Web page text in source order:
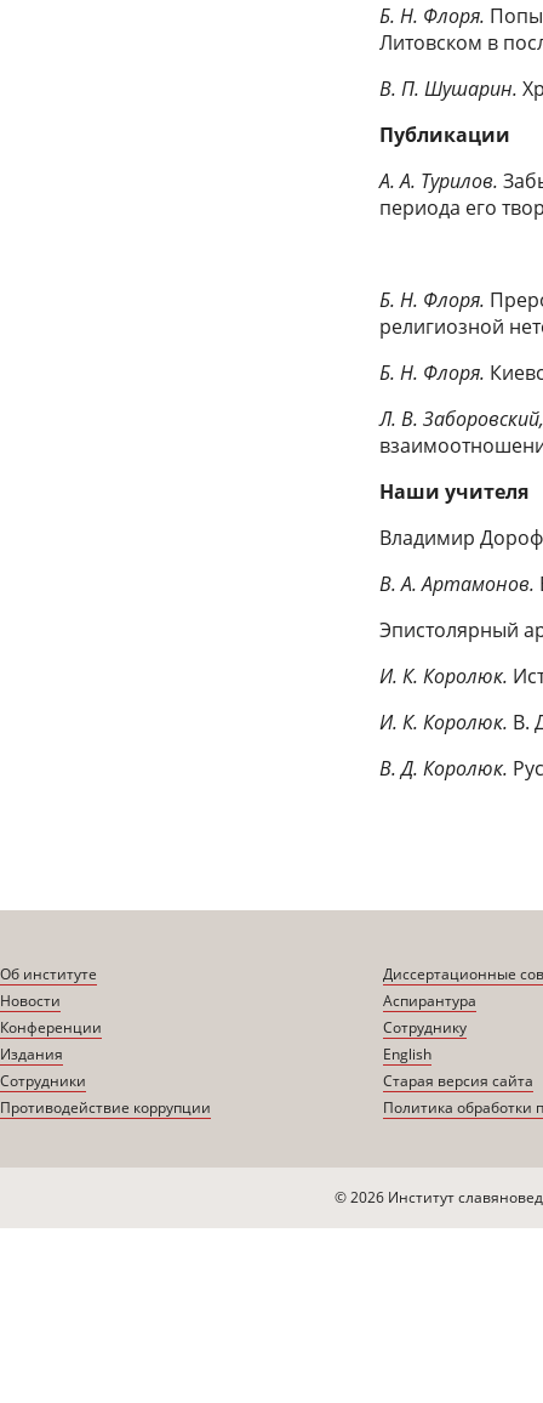
Б. Н. Флоря.
Литовском в
В. П. Шушарин.
Публикации
А. А. Турилов.
периода его
Б. Н. Флоря.
религиозной
Б. Н. Флоря.
Л. В.
Наши учителя
Владимир
В. А. Артамонов.
Эпистолярный
И. К. Королюк.
И. К. Королюк. В.
В. Д. Королюк.
Об институте
Новости
Конференции
Издания
Сотрудники
Противодействие коррупции
Диссертационные
Аспирантура
Сотруднику
English
Старая версия сайта
Политика обработки
© 2026 Институт